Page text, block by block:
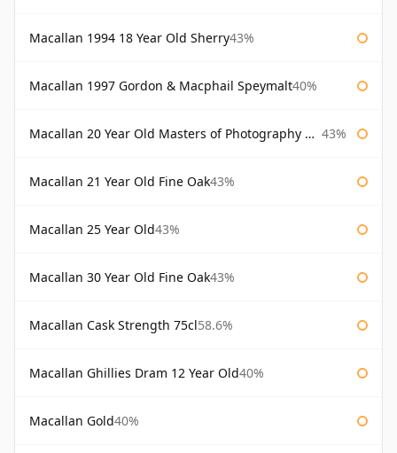
Macallan 1994 18 Year Old Sherry43%
Macallan 1997 Gordon & Macphail Speymalt40%
Macallan 20 Year Old Masters of Photography Albert Watson 43%
Macallan 21 Year Old Fine Oak43%
Macallan 25 Year Old43%
Macallan 30 Year Old Fine Oak43%
Macallan Cask Strength 75cl58.6%
Macallan Ghillies Dram 12 Year Old40%
Macallan Gold40%